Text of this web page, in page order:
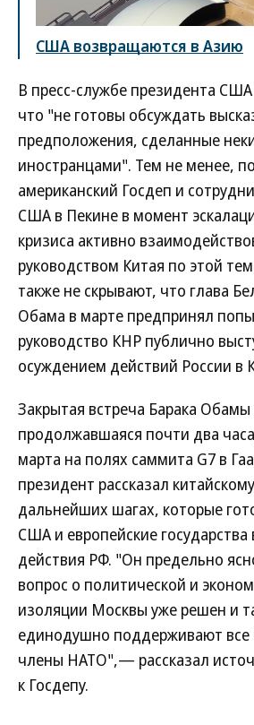
США возвращаются в Азию
В пресс-службе президента
что "не готовы обсуждать
предположения, сделанные
иностранцами". Тем не менее,
американский Госдеп и
США в Пекине в момент
кризиса активно
руководством Китая по этой
также не скрывают, что глава
Обама в марте предпринял
руководство КНР публично
осуждением действий России в
Закрытая встреча Барака
продолжавшаяся почти два
марта на полях саммита G7 в
президент рассказал
дальнейших шагах, которые
США и европейские государства
действия РФ. "Он предельно
вопрос о политической и
изоляции Москвы уже решен и
единодушно поддерживают все
члены НАТО",— рассказал
к Госдепу.